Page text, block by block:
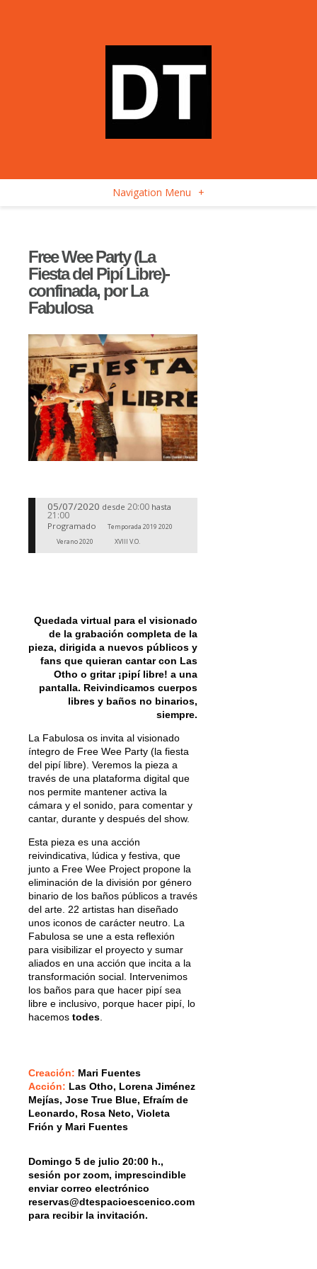
Navigation Menu +
Free Wee Party (La
Fiesta del Pipí Libre)-
confinada, por La
Fabulosa
05/07/2020 desde 20:00 hasta
21:00
Programado
Temporada 2019 2020
Verano 2020
XVIII V.O.
Quedada virtual para el visionado
de la grabación completa de la
pieza, dirigida a nuevos públicos y
fans que quieran cantar con Las
Otho o gritar ¡pipí libre! a una
pantalla. Reivindicamos cuerpos
libres y baños no binarios,
siempre.
La Fabulosa os invita al visionado
íntegro de Free Wee Party (la fiesta
del pipí libre). Veremos la pieza a
través de una plataforma digital que
nos permite mantener activa la
cámara y el sonido, para comentar y
cantar, durante y después del show.
Esta pieza es una acción
reivindicativa, lúdica y festiva, que
junto a Free Wee Project propone la
eliminación de la división por género
binario de los baños públicos a través
del arte. 22 artistas han diseñado
unos iconos de carácter neutro. La
Fabulosa se une a esta reflexión
para visibilizar el proyecto y sumar
aliados en una acción que incita a la
transformación social. Intervenimos
los baños para que hacer pipí sea
libre e inclusivo, porque hacer pipí, lo
hacemos todes
Creación: Mari Fuentes
Acción: Las Otho, Lorena Jiménez
Mejías, Jose True Blue, Efraím de
Leonardo, Rosa Neto, Violeta
Frión y Mari Fuentes
Domingo 5 de julio 20:00 h.,
sesión por zoom, imprescindible
enviar correo electrónico
reservas@dtespacioescenico.com
para recibir la invitación.